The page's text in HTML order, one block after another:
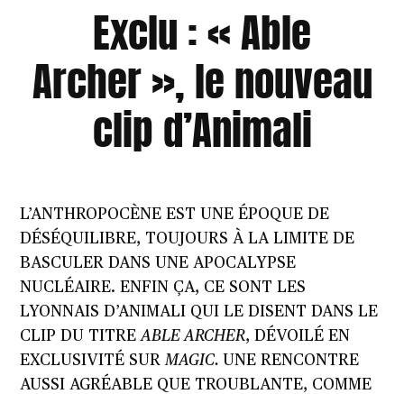
Exclu : « Able
Archer », le nouveau
clip d’Animali
L’ANTHROPOCÈNE EST UNE ÉPOQUE DE
DÉSÉQUILIBRE, TOUJOURS À LA LIMITE DE
BASCULER DANS UNE APOCALYPSE
NUCLÉAIRE. ENFIN ÇA, CE SONT LES
LYONNAIS D’ANIMALI QUI LE DISENT DANS LE
CLIP DU TITREABLE ARCHER, DÉVOILÉ EN
EXCLUSIVITÉ SURMAGIC. UNE RENCONTRE
AUSSI AGRÉABLE QUE TROUBLANTE, COMME